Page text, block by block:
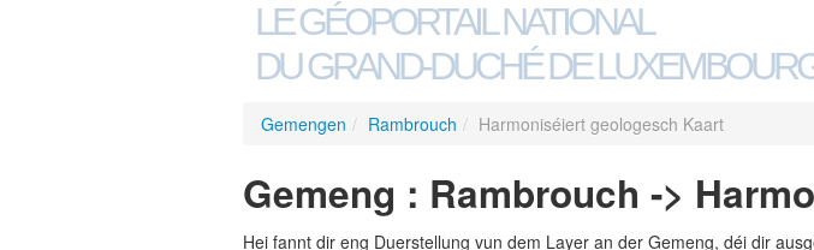
LE GÉOPORTAIL NATIONAL
DU GRAND-DUCHÉ DE
Gemengen / Rambrouch / Harmoniséiert geologesch Kaart
Gemeng : Rambrouch ->
Hei fannt dir eng Duerstellung vun dem Layer an der Gemeng, déi dir